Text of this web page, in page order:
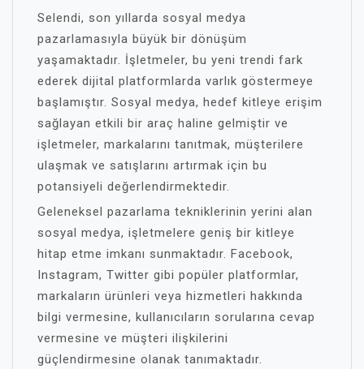
Selendi, son yıllarda sosyal medya
pazarlamasıyla büyük bir dönüşüm
yaşamaktadır. İşletmeler, bu yeni trendi fark
ederek dijital platformlarda varlık göstermeye
başlamıştır. Sosyal medya, hedef kitleye erişim
sağlayan etkili bir araç haline gelmiştir ve
işletmeler, markalarını tanıtmak, müşterilere
ulaşmak ve satışlarını artırmak için bu
potansiyeli değerlendirmektedir.
Geleneksel pazarlama tekniklerinin yerini alan
sosyal medya, işletmelere geniş bir kitleye
hitap etme imkanı sunmaktadır. Facebook,
Instagram, Twitter gibi popüler platformlar,
markaların ürünleri veya hizmetleri hakkında
bilgi vermesine, kullanıcıların sorularına cevap
vermesine ve müşteri ilişkilerini
güçlendirmesine olanak tanımaktadır.